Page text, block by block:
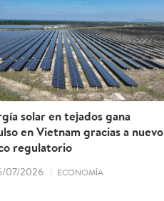
solar en tejados gana
en Vietnam gracias a nuevo
regulatorio
07/2026 ECONOMÍA